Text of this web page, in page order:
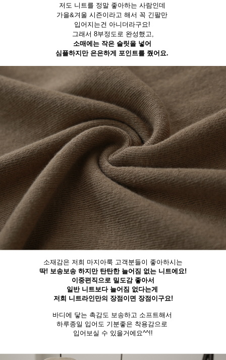
저도 니트를 정말 좋아하는 사람인데
가을&겨울 시즌이라고 해서 꼭 긴팔만
입어지는건 아니더라구요!
그래서 8부정도로 완성했고,
소매에는 작은 슬릿을 넣어
심플하지만 은은하게 포인트를 줬어요.
소재감은 저희 마지아룩 고객분들이 좋아하시는
딱! 보송보송 하지만 탄탄한 늘어짐 없는 니트에요!
이중편직으로 밀도감 좋아서
일반 니트보다 늘어짐 없다는게
저희 니트라인만의 장점이면 장점이구요!
바디에 닿는 촉감도 보송하고 소프트해서
하루종일 입어도 기분좋은 착용감으로
입어보실 수 있을거에요^^!!